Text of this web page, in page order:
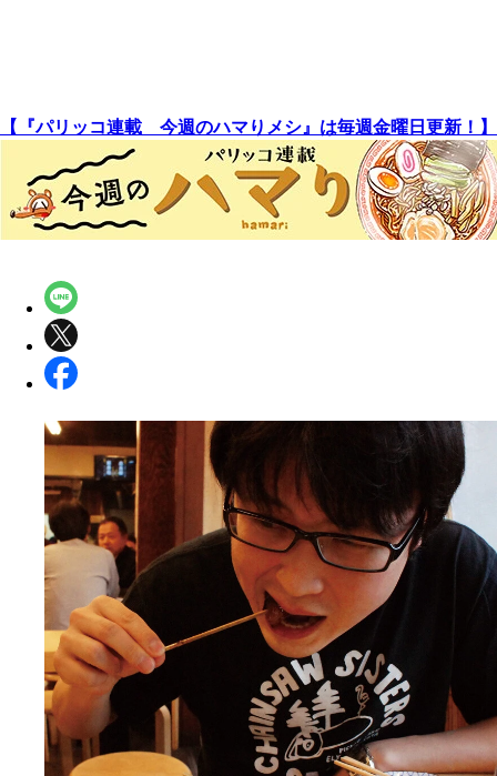
【『パリッコ連載 今週のハマりメシ』は毎週金曜日更新！】